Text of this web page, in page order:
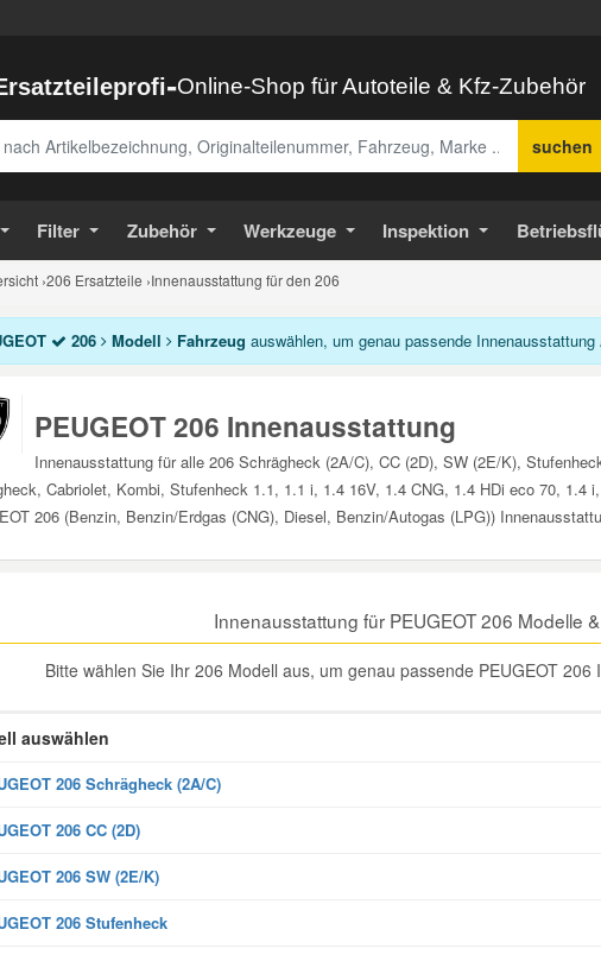
-Online-Shop für Autoteile & Kfz-Zubehör
suchen
Filter Zubehör Werkzeuge Inspektion
›206 Ersatzteile ›Innenausstattung für den 206
206 Modell Fahrzeug auswählen, um genau passende
PEUGEOT 206 Innenausstattung
Innenausstattung für alle 206 Schrägheck (2A/C), CC (2D), SW (2E/K),
Cabriolet, Kombi, Stufenheck 1.1, 1.1 i, 1.4 16V, 1.4 CNG, 1.4 HDi eco 70, 1.4
206 (Benzin, Benzin/Erdgas (CNG), Diesel, Benzin/Autogas (LPG))
Innenausstattung für PEUGEOT 206 Modelle
Bitte wählen Sie Ihr 206 Modell aus, um genau passende PEUGEOT
auswählen
206 Schrägheck (2A/C)
206 CC (2D)
206 SW (2E/K)
206 Stufenheck